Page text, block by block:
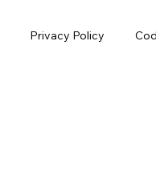
Privacy Policy